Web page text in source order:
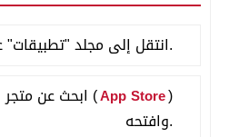
انتقل إلى مجلد "تطبيقات" على جهازك.
ابحث عن متجر التطبيقات (App Store)
وافتحه.